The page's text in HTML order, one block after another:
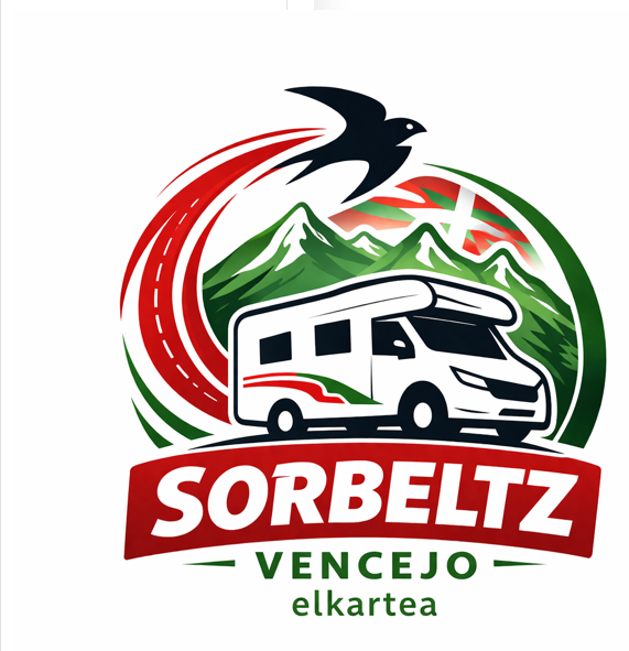
Realmente son un
problema los
vehículos
vivienda???
NOTA de PRENSA,
08/06/2026 ¿¿Millones
de turismos y
camiones…